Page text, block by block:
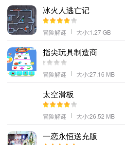
2、这款游戏里面的地图是开放的允许
3、解锁相应道具深度体验游戏魅力免
中的挑战。
4、关卡的难度逐渐提升较慢容易适应。
5、阿拉丁冒险是一款探索美丽洞穴的
景非常的丰富有趣玩家可以操控卡通
6、非常人性化的操作体验丰富多样的玩
7、大在吃了一个能量瓶后你就变成
阿拉丁神灯冒险记游戏规则
可以使用无敌的道具在这一路上帮
冰火人逃亡记
冒险解谜 大小:1.27 GB
指尖玩具制造商
冒险解谜 大小:27.16 MB
太空滑板
冒险解谜 大小:26.52 MB
一恋永恒送充版